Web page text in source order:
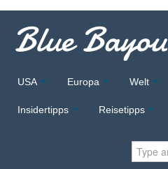
Blue Bayou
USA Europa Welt
Insidertipps Reisetipps